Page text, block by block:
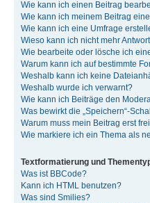
Wie kann ich einen Beitrag
Wie kann ich meinem Beitrag
Wie kann ich eine Umfrage
Wieso kann ich nicht mehr
Wie bearbeite oder lösche ich
Warum kann ich auf bestimmte
Weshalb kann ich keine
Weshalb wurde ich verwarnt?
Wie kann ich Beiträge den
Was bewirkt die „Speichern“-
Warum muss mein Beitrag erst
Wie markiere ich ein Thema als
Textformatierung und
Was ist BBCode?
Kann ich HTML benutzen?
Was sind Smilies?